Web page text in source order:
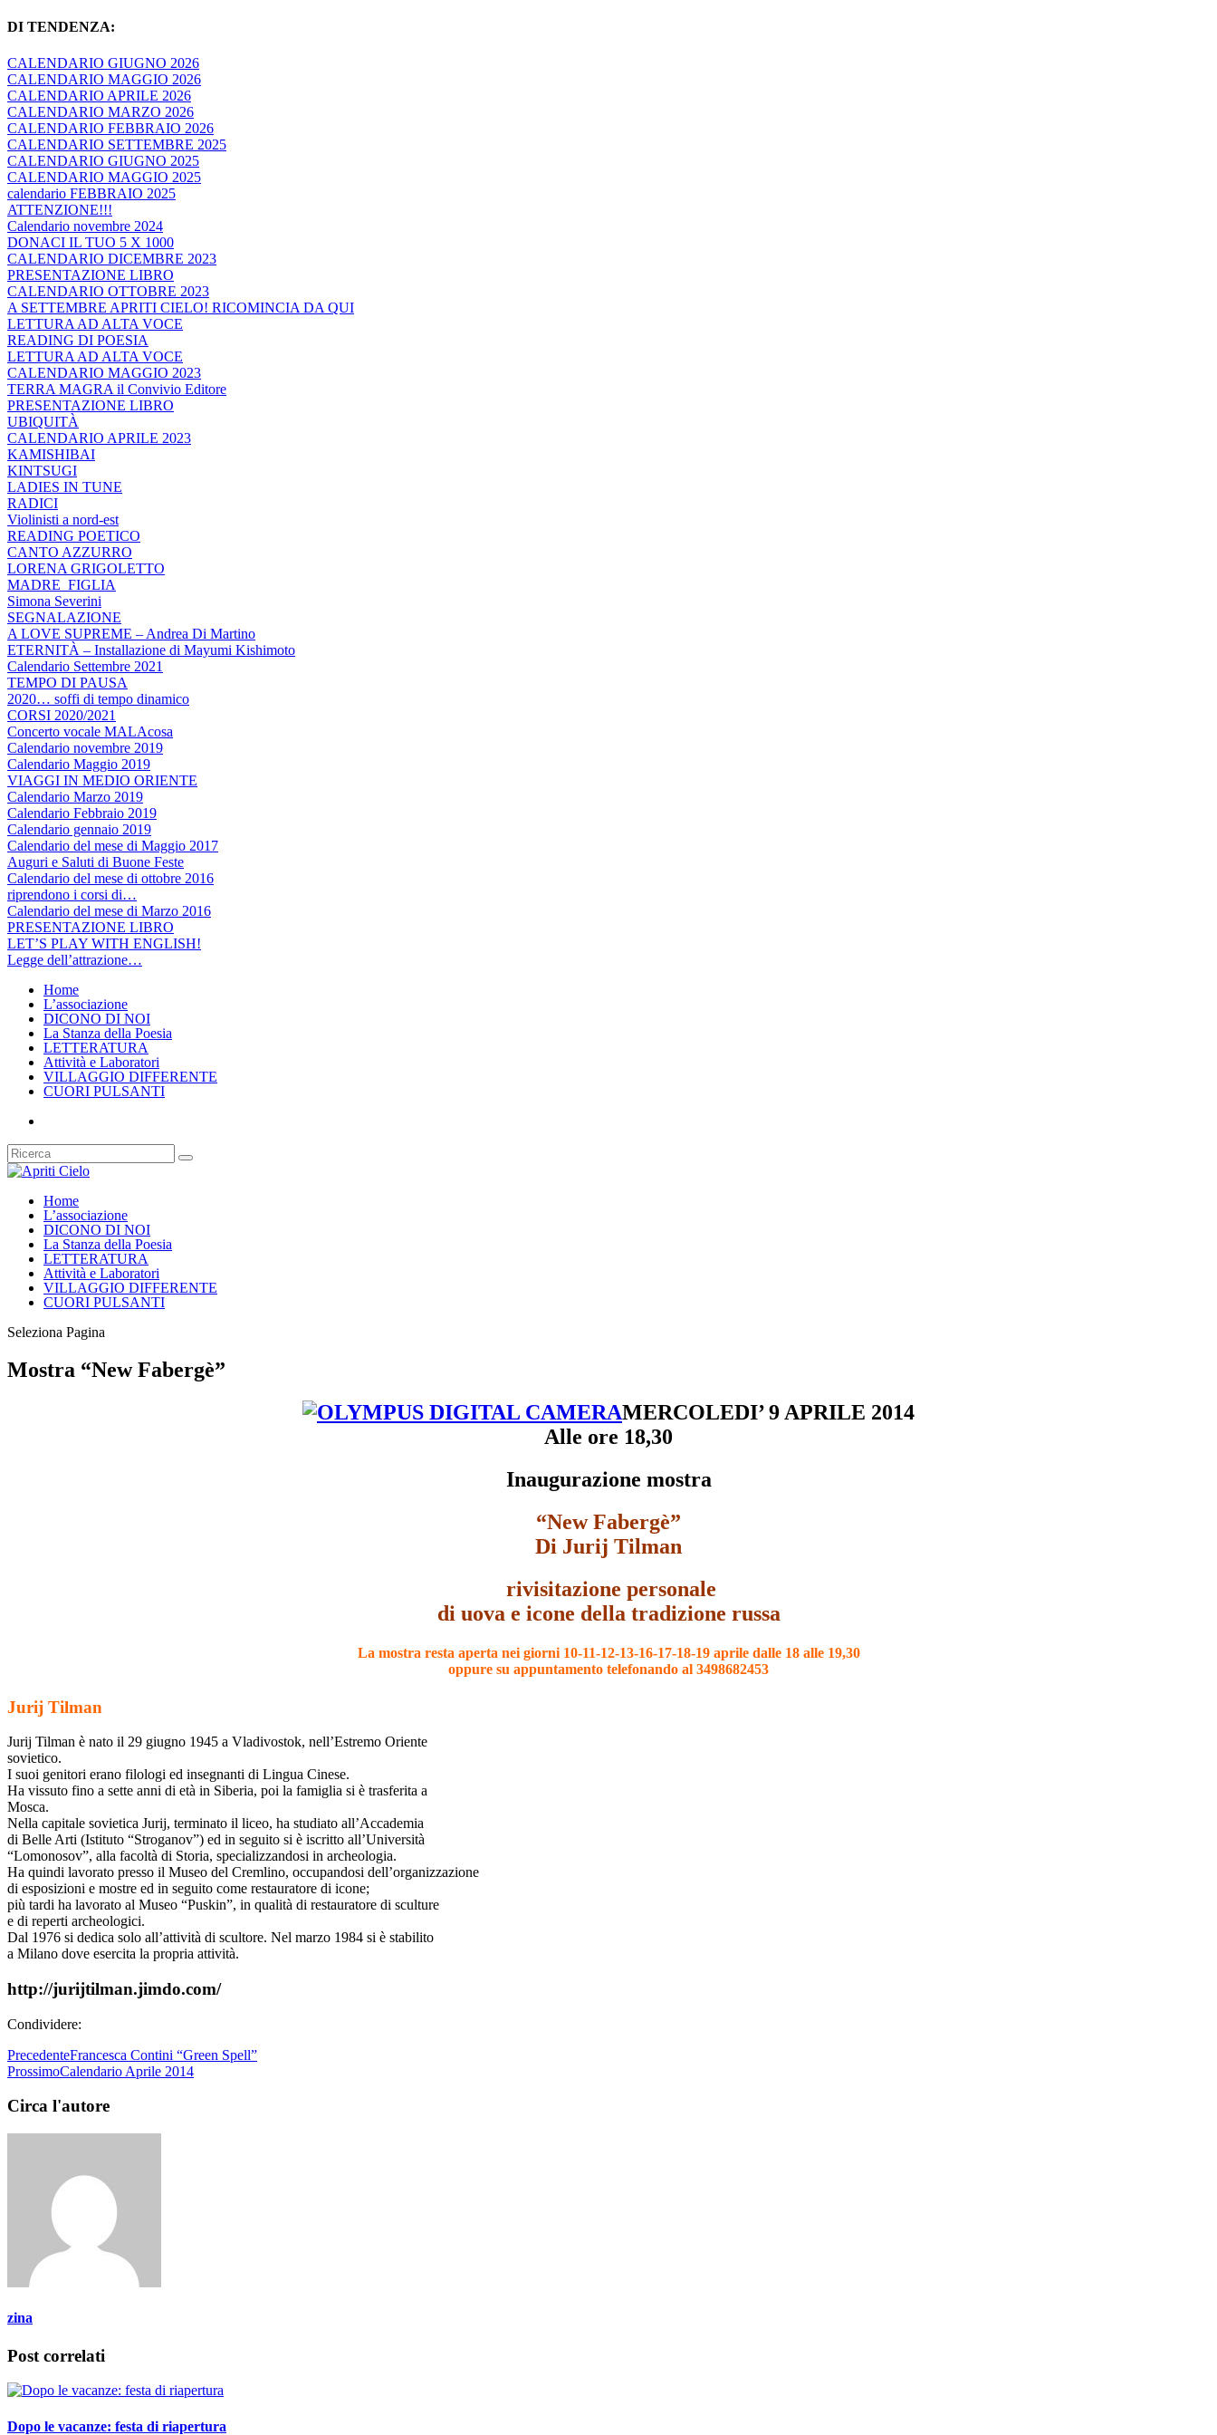
DI TENDENZA:
CALENDARIO GIUGNO 2026
CALENDARIO MAGGIO 2026
CALENDARIO APRILE 2026
CALENDARIO MARZO 2026
CALENDARIO FEBBRAIO 2026
CALENDARIO SETTEMBRE 2025
CALENDARIO GIUGNO 2025
CALENDARIO MAGGIO 2025
calendario FEBBRAIO 2025
ATTENZIONE!!!
Calendario novembre 2024
DONACI IL TUO 5 X 1000
CALENDARIO DICEMBRE 2023
PRESENTAZIONE LIBRO
CALENDARIO OTTOBRE 2023
A SETTEMBRE APRITI CIELO! RICOMINCIA DA QUI
LETTURA AD ALTA VOCE
READING DI POESIA
LETTURA AD ALTA VOCE
CALENDARIO MAGGIO 2023
TERRA MAGRA il Convivio Editore
PRESENTAZIONE LIBRO
UBIQUITÀ
CALENDARIO APRILE 2023
KAMISHIBAI
KINTSUGI
LADIES IN TUNE
RADICI
Violinisti a nord-est
READING POETICO
CANTO AZZURRO
LORENA GRIGOLETTO
MADRE_FIGLIA
Simona Severini
SEGNALAZIONE
A LOVE SUPREME – Andrea Di Martino
ETERNITÀ – Installazione di Mayumi Kishimoto
Calendario Settembre 2021
TEMPO DI PAUSA
2020… soffi di tempo dinamico
CORSI 2020/2021
Concerto vocale MALAcosa
Calendario novembre 2019
Calendario Maggio 2019
VIAGGI IN MEDIO ORIENTE
Calendario Marzo 2019
Calendario Febbraio 2019
Calendario gennaio 2019
Calendario del mese di Maggio 2017
Auguri e Saluti di Buone Feste
Calendario del mese di ottobre 2016
riprendono i corsi di…
Calendario del mese di Marzo 2016
PRESENTAZIONE LIBRO
LET’S PLAY WITH ENGLISH!
Legge dell’attrazione…
Home
L’associazione
DICONO DI NOI
La Stanza della Poesia
LETTERATURA
Attività e Laboratori
VILLAGGIO DIFFERENTE
CUORI PULSANTI
Home
L’associazione
DICONO DI NOI
La Stanza della Poesia
LETTERATURA
Attività e Laboratori
VILLAGGIO DIFFERENTE
CUORI PULSANTI
Seleziona Pagina
Mostra “New Fabergè”
MERCOLEDI’ 9 APRILE 2014
Alle ore 18,30
Inaugurazione mostra
“New Fabergè”
Di Jurij Tilman
rivisitazione personale
di uova e icone della tradizione russa
La mostra resta aperta nei giorni 10-11-12-13-16-17-18-19 aprile dalle 18 alle 19,30
oppure su appuntamento telefonando al 3498682453
Jurij Tilman
Jurij Tilman è nato il 29 giugno 1945 a Vladivostok, nell’Estremo Oriente
sovietico.
I suoi genitori erano filologi ed insegnanti di Lingua Cinese.
Ha vissuto fino a sette anni di età in Siberia, poi la famiglia si è trasferita a
Mosca.
Nella capitale sovietica Jurij, terminato il liceo, ha studiato all’Accademia
di Belle Arti (Istituto “Stroganov”) ed in seguito si è iscritto all’Università
“Lomonosov”, alla facoltà di Storia, specializzandosi in archeologia.
Ha quindi lavorato presso il Museo del Cremlino, occupandosi dell’organizzazione
di esposizioni e mostre ed in seguito come restauratore di icone;
più tardi ha lavorato al Museo “Puskin”, in qualità di restauratore di sculture
e di reperti archeologici.
Dal 1976 si dedica solo all’attività di scultore. Nel marzo 1984 si è stabilito
a Milano dove esercita la propria attività.
http://jurijtilman.jimdo.com/
Condividere:
PrecedenteFrancesca Contini “Green Spell”
ProssimoCalendario Aprile 2014
Circa l'autore
zina
Post correlati
Dopo le vacanze: festa di riapertura